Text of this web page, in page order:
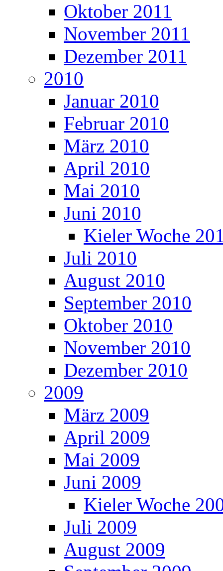
Oktober 2011
November 2011
Dezember 2011
2010
Januar 2010
Februar 2010
März 2010
April 2010
Mai 2010
Juni 2010
Kieler Woche
Juli 2010
August 2010
September 2010
Oktober 2010
November 2010
Dezember 2010
2009
März 2009
April 2009
Mai 2009
Juni 2009
Kieler Woche
Juli 2009
August 2009